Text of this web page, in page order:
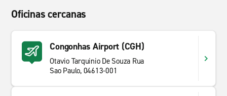
Oficinas cercanas
Congonhas Airport (CGH)
Otavio Tarquinio De Souza Rua
Sao Paulo, 04613-001